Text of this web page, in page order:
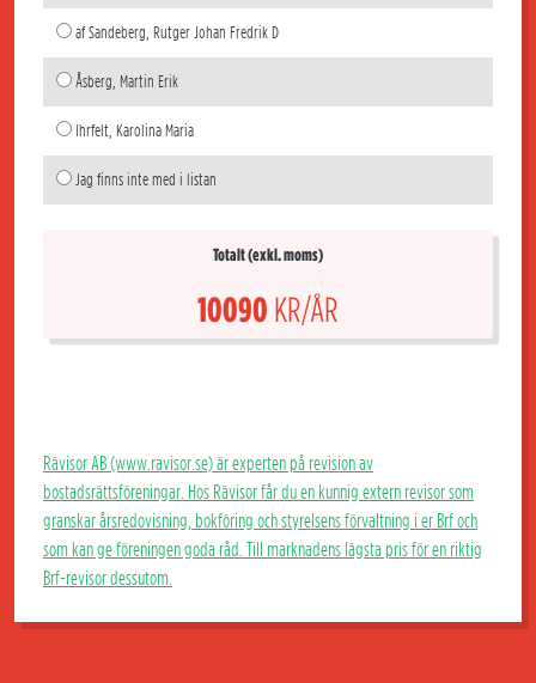
af Sandeberg, Rutger Johan Fredrik D
Åsberg, Martin Erik
Ihrfelt, Karolina Maria
Jag finns inte med i listan
Totalt (exkl. moms)
10090 KR/ÅR
Rävisor AB (www.ravisor.se) är experten på revision av
bostadsrättsföreningar. Hos Rävisor får du en kunnig extern revisor som
granskar årsredovisning, bokföring och styrelsens förvaltning i er Brf och
som kan ge föreningen goda råd. Till marknadens lägsta pris för en riktig
Brf-revisor dessutom.